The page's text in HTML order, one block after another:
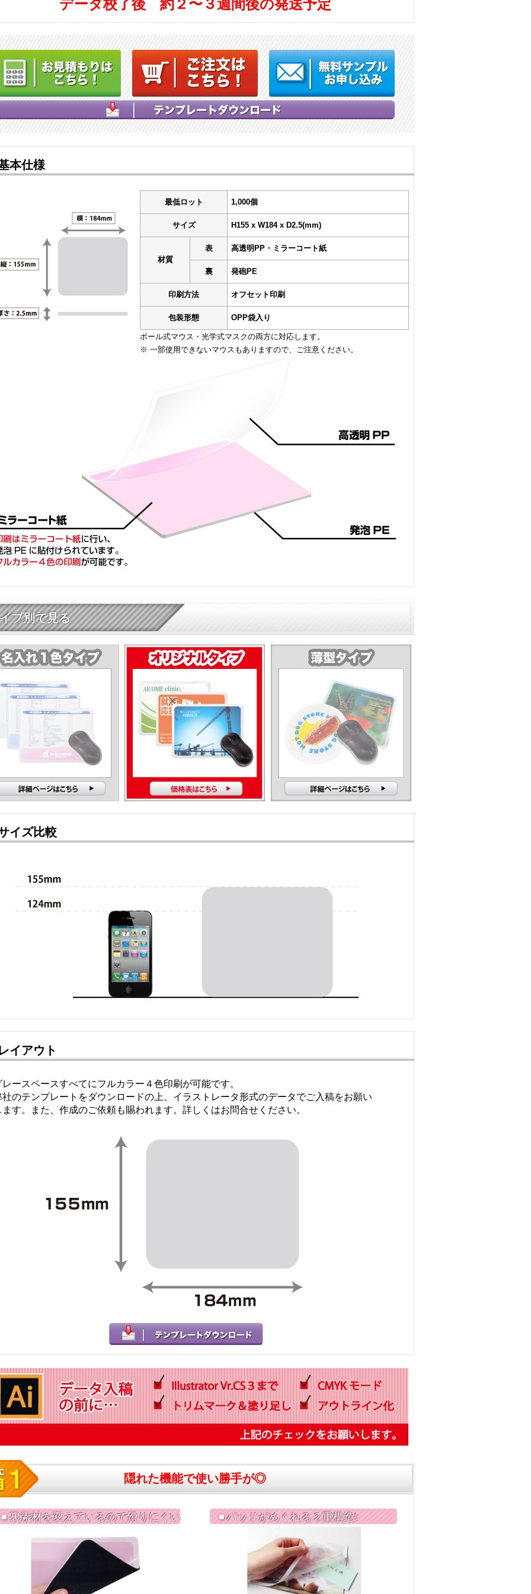
データ校了後 約２〜３週間後の発送予定
本仕様
最低ロット 1,000個
サイズ H155 x W184 x D2.5(mm)
材質
表 高透明PP・ミラーコート紙
裏 発砲PE
印刷方法 オフセット印刷
包装形態 OPP袋入り
ボール式マウス・光学式マスクの両方に対応します。
※ 一部使用できないマウスもありますので、ご注意ください。
プ別で見る
イズ比較
イアウト
レースペースすべてにフルカラー４色印刷が可能です。
社のテンプレートをダウンロードの上、イラストレータ形式のデータでご入稿をお願い
ます。また、作成のご依頼も賜われます。詳しくはお問合せください。
隠れた機能で使い勝手が◎
裏素材を変えているので滑りにくい パッドがめくれる２重構造!